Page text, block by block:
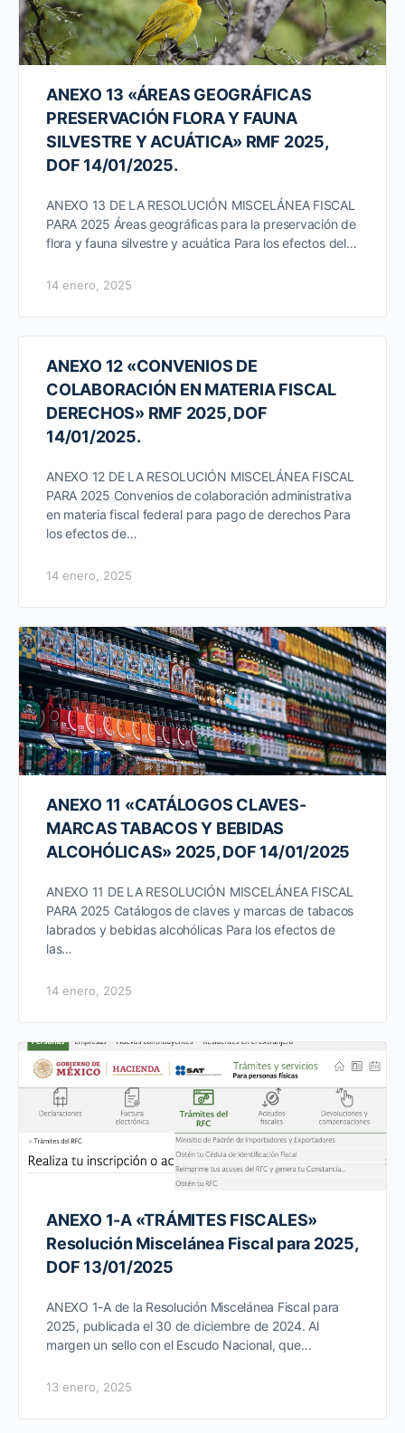
ANEXO 13 «ÁREAS GEOGRÁFICAS
PRESERVACIÓN FLORA Y FAUNA
SILVESTRE Y ACUÁTICA» RMF 2025,
DOF 14/01/2025.
ANEXO 13 DE LA RESOLUCIÓN MISCELÁNEA FISCAL
PARA 2025 Áreas geográficas para la preservación de
flora y fauna silvestre y acuática Para los efectos del…
14 enero, 2025
ANEXO 12 «CONVENIOS DE
COLABORACIÓN EN MATERIA FISCAL
DERECHOS» RMF 2025, DOF
14/01/2025.
ANEXO 12 DE LA RESOLUCIÓN MISCELÁNEA FISCAL
PARA 2025 Convenios de colaboración administrativa
en materia fiscal federal para pago de derechos Para
los efectos de…
14 enero, 2025
ANEXO 11 «CATÁLOGOS CLAVES-
MARCAS TABACOS Y BEBIDAS
ALCOHÓLICAS» 2025, DOF 14/01/2025
ANEXO 11 DE LA RESOLUCIÓN MISCELÁNEA FISCAL
PARA 2025 Catálogos de claves y marcas de tabacos
labrados y bebidas alcohólicas Para los efectos de
las…
14 enero, 2025
ANEXO 1-A «TRÁMITES FISCALES»
Resolución Miscelánea Fiscal para 2025,
DOF 13/01/2025
ANEXO 1-A de la Resolución Miscelánea Fiscal para
2025, publicada el 30 de diciembre de 2024. Al
margen un sello con el Escudo Nacional, que…
13 enero, 2025